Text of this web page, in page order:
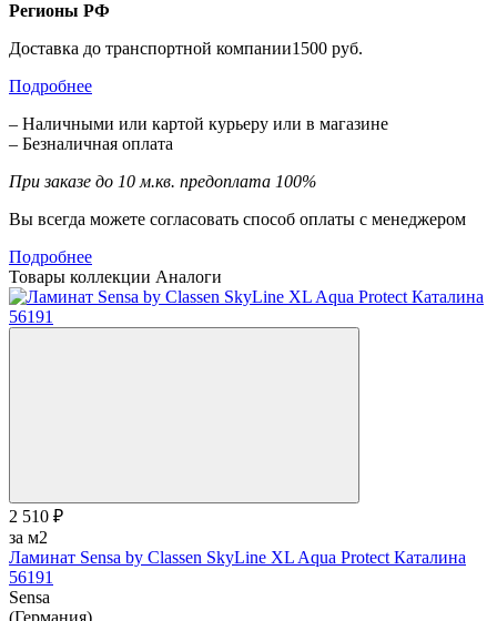
Регионы РФ
Доставка до транспортной компании1500 руб.
Подробнее
– Наличными или картой курьеру или в магазине
– Безналичная оплата
При заказе до 10 м.кв. предоплата 100%
Вы всегда можете согласовать способ оплаты с менеджером
Подробнее
Товары коллекции Аналоги
2 510 ₽
за м2
Ламинат Sensa by Classen SkyLine XL Aqua Protect Каталина
56191
Sensa